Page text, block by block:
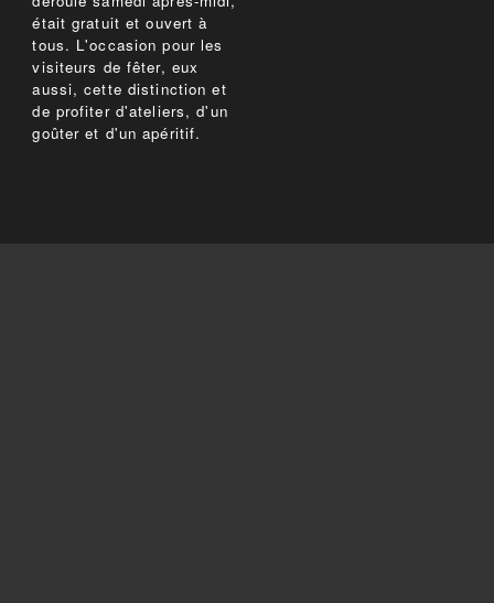
était gratuit et ouvert à
tous. L'occasion pour les
visiteurs de fêter, eux
aussi, cette distinction et
de profiter d'ateliers, d'un
goûter et d'un apéritif.